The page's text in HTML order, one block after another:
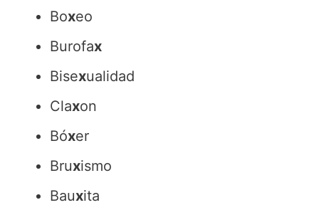
Boxeo
Burofax
Bisexualidad
Claxon
Bóxer
Bruxismo
Bauxita